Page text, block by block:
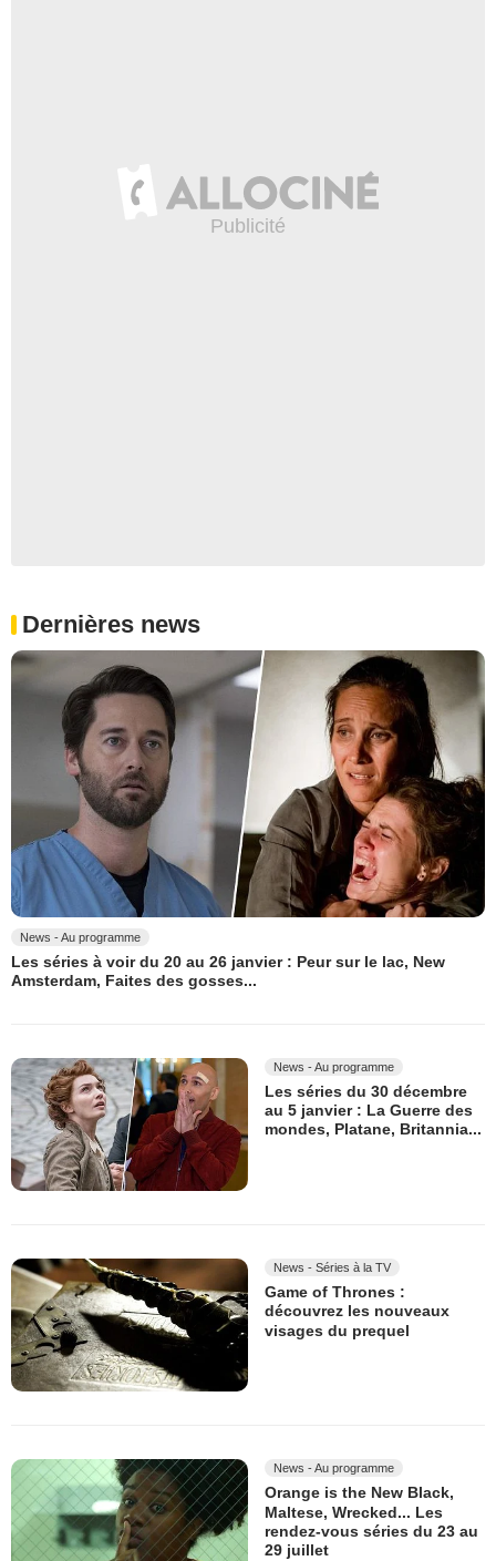
Dernières news
News - Au programme
Les séries à voir du 20 au 26 janvier : Peur sur le lac, New
Amsterdam, Faites des gosses...
News - Au programme
Les séries du 30 décembre
au 5 janvier : La Guerre des
mondes, Platane, Britannia...
News - Séries à la TV
Game of Thrones :
découvrez les nouveaux
visages du prequel
News - Au programme
Orange is the New Black,
Maltese, Wrecked... Les
rendez-vous séries du 23 au
29 juillet